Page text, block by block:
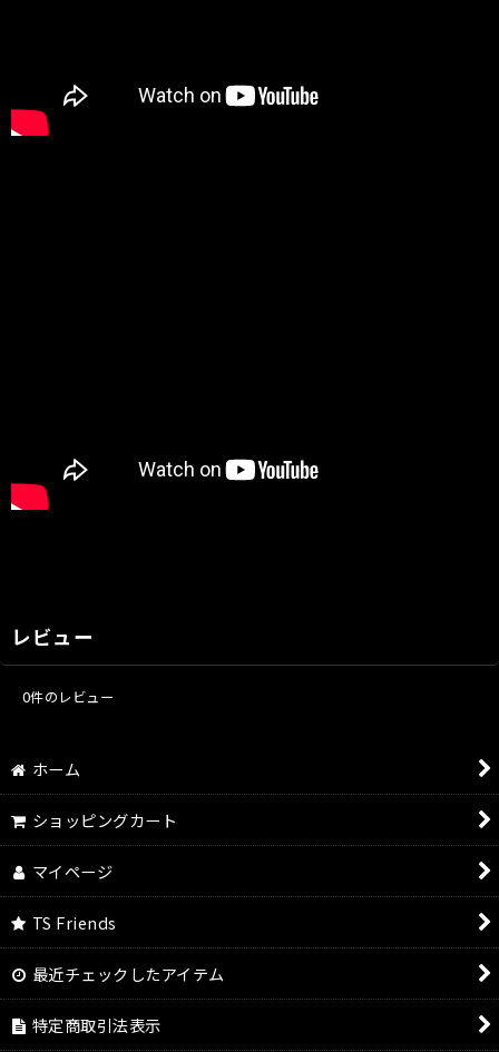
レビュー
0件のレビュー
ホーム
ショッピングカート
マイページ
TS Friends
最近チェックしたアイテム
特定商取引法表示